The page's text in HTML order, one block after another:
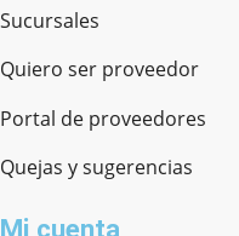
Sucursales
Quiero ser proveedor
Portal de proveedores
Quejas y sugerencias
Mi cuenta